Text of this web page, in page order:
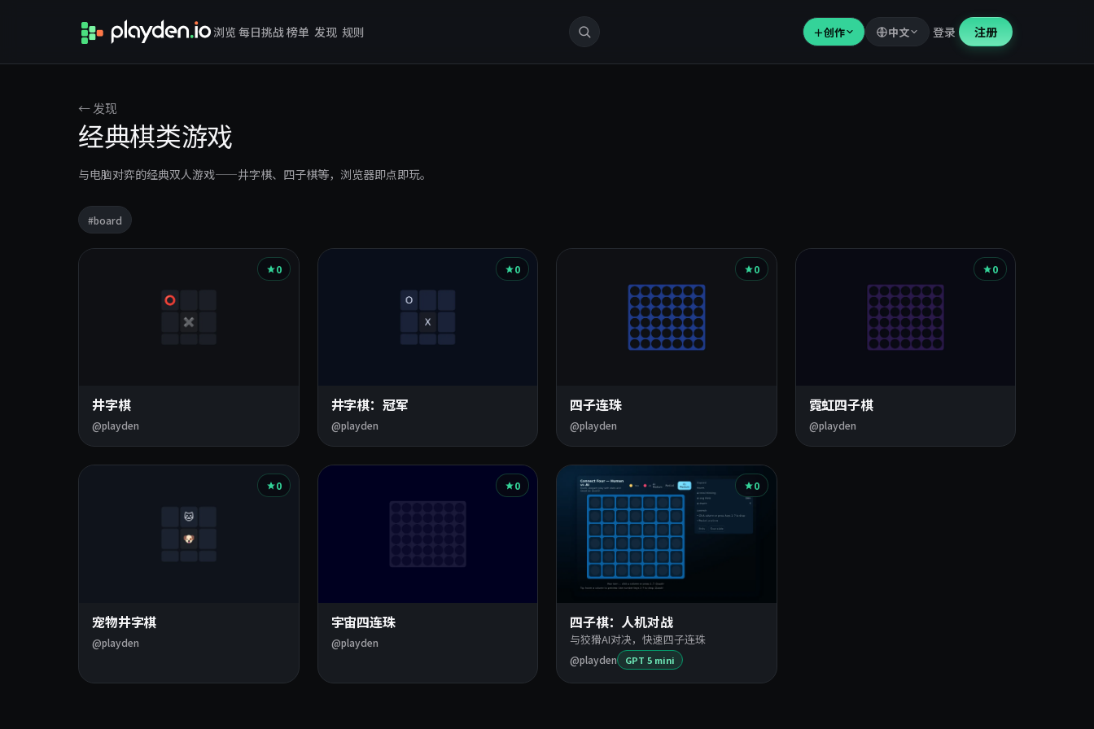
浏览 每日挑战榜单 发现 规则 ＋创作 中文 登录 注册
← 发现
经典棋类游戏
与电脑对弈的经典双人游戏——井字棋、四子棋等，浏览器即点即玩。
#board
该
游
戏
0
井字棋
@playden
0
井字棋：冠军
@playden
0
四子连珠
@playden
0
霓虹四子棋
@playden
0
宠物井字棋
@playden
0
宇宙四连珠
@playden
0
四子棋：人机对战
与狡猾AI对决，快速四子连珠
@playden GPT 5 mini